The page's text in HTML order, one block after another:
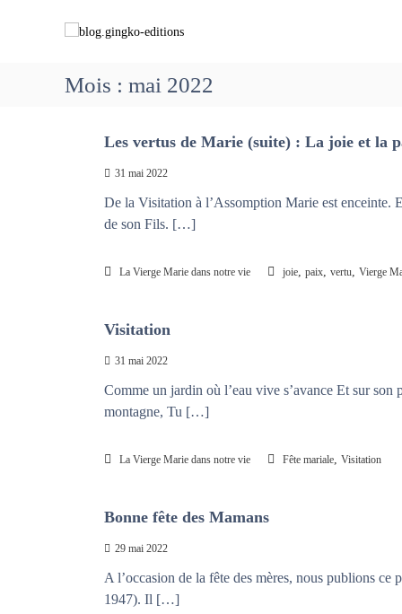
g
.
i
k
o
e
n
s
m
o
a
v
c
d
t
Mois : mai 2022
Les vertus de Marie (suite) : La joie et la
31 mai 2022
De la Visitation à l’Assomption Marie est enceinte.
de son Fils. […]
La Vierge Marie dans notre vie joie, paix, vertu, Vierge
Visitation
31 mai 2022
Comme un jardin où l’eau vive s’avance Et sur son
montagne, Tu […]
La Vierge Marie dans notre vie Fête mariale, Visitation
Bonne fête des Mamans
29 mai 2022
A l’occasion de la fête des mères, nous publions
1947). Il […]